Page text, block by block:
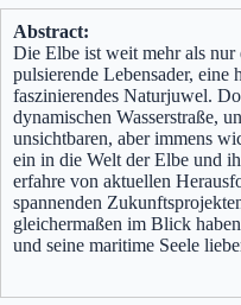
Abstract:
Die Elbe ist weit mehr als nur
pulsierende Lebensader, eine
faszinierendes Naturjuwel.
dynamischen Wasserstraße,
unsichtbaren, aber immens
ein in die Welt der Elbe und
erfahre von aktuellen
spannenden
gleichermaßen im Blick
und seine maritime Seele